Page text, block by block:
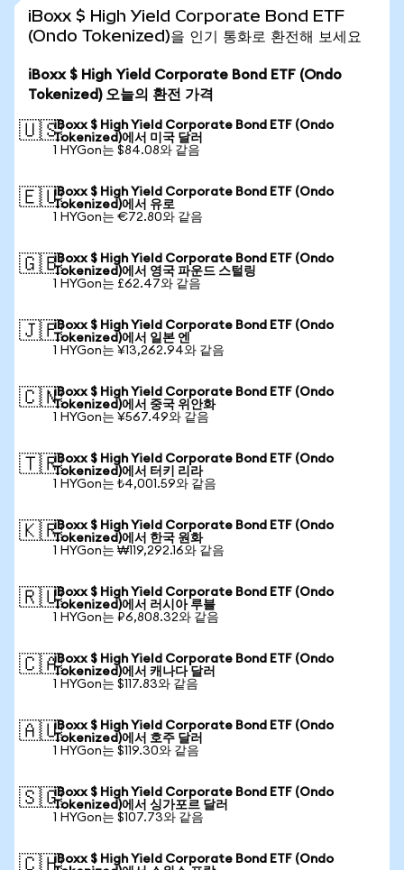
iBoxx $ High Yield Corporate Bond ETF
(Ondo Tokenized)을 인기 통화로 환전해 보세요
iBoxx $ High Yield Corporate Bond ETF (Ondo
Tokenized) 오늘의 환전 가격
🇺🇸iBoxx $ High Yield Corporate Bond ETF (Ondo
Tokenized)에서 미국 달러
1 HYGon는 $84.08와 같음
🇪🇺iBoxx $ High Yield Corporate Bond ETF (Ondo
Tokenized)에서 유로
1 HYGon는 €72.80와 같음
🇬🇧iBoxx $ High Yield Corporate Bond ETF (Ondo
Tokenized)에서 영국 파운드 스털링
1 HYGon는 £62.47와 같음
🇯🇵iBoxx $ High Yield Corporate Bond ETF (Ondo
Tokenized)에서 일본 엔
1 HYGon는 ¥13,262.94와 같음
🇨🇳iBoxx $ High Yield Corporate Bond ETF (Ondo
Tokenized)에서 중국 위안화
1 HYGon는 ¥567.49와 같음
🇹🇷iBoxx $ High Yield Corporate Bond ETF (Ondo
Tokenized)에서 터키 리라
1 HYGon는 ₺4,001.59와 같음
🇰🇷iBoxx $ High Yield Corporate Bond ETF (Ondo
Tokenized)에서 한국 원화
1 HYGon는 ₩119,292.16와 같음
🇷🇺iBoxx $ High Yield Corporate Bond ETF (Ondo
Tokenized)에서 러시아 루블
1 HYGon는 ₽6,808.32와 같음
🇨🇦iBoxx $ High Yield Corporate Bond ETF (Ondo
Tokenized)에서 캐나다 달러
1 HYGon는 $117.83와 같음
🇦🇺iBoxx $ High Yield Corporate Bond ETF (Ondo
Tokenized)에서 호주 달러
1 HYGon는 $119.30와 같음
🇸🇬iBoxx $ High Yield Corporate Bond ETF (Ondo
Tokenized)에서 싱가포르 달러
1 HYGon는 $107.73와 같음
🇨🇭iBoxx $ High Yield Corporate Bond ETF (Ondo